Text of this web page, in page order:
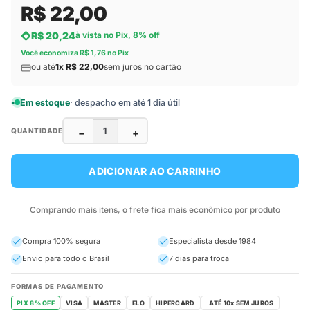
R$ 22,00
R$ 20,24à vista no Pix, 8% off
Você economiza R$ 1,76 no Pix
ou até1x R$ 22,00sem juros no cartão
Em estoque· despacho em até 1 dia útil
QUANTIDADE − +
ADICIONAR AO CARRINHO
Comprando mais itens, o frete fica mais econômico por produto
Compra 100% segura
Especialista desde 1984
Envio para todo o Brasil
7 dias para troca
FORMAS DE PAGAMENTO
PIX 8% OFF VISA MASTER ELO HIPERCARD